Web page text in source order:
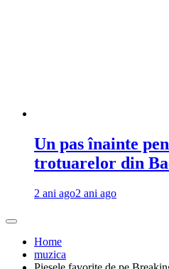
Un pas înainte
trotuarelor din
2 ani ago2 ani ago
Home
muzica